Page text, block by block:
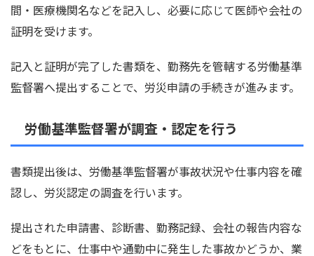
間・医療機関名などを記入し、必要に応じて医師や会社の
証明を受けます。
記入と証明が完了した書類を、勤務先を管轄する労働基準
監督署へ提出することで、労災申請の手続きが進みます。
労働基準監督署が調査・認定を行う
書類提出後は、労働基準監督署が事故状況や仕事内容を確
認し、労災認定の調査を行います。
提出された申請書、診断書、勤務記録、会社の報告内容な
どをもとに、仕事中や通勤中に発生した事故かどうか、業